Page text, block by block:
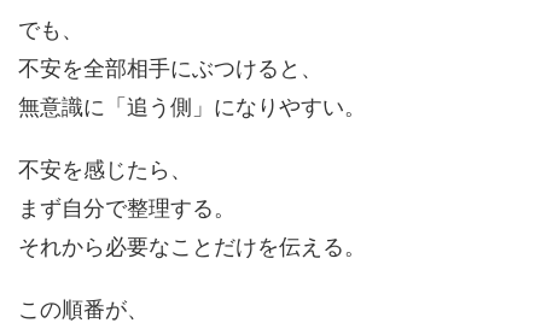
でも、
不安を全部相手にぶつけると、
無意識に「追う側」になりやすい。
不安を感じたら、
まず自分で整理する。
それから必要なことだけを伝える。
この順番が、